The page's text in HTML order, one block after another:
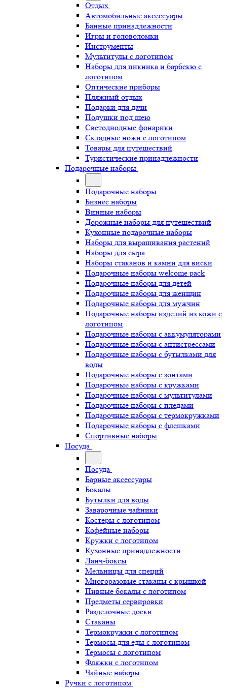
Отдых
Автомобильные аксессуары
Банные принадлежности
Игры и головоломки
Инструменты
Мультитулы с логотипом
Наборы для пикника и барбекю с
логотипом
Оптические приборы
Пляжный отдых
Подарки для дачи
Подушки под шею
Светодиодные фонарики
Складные ножи с логотипом
Товары для путешествий
Туристические принадлежности
Подарочные наборы
Подарочные наборы
Бизнес наборы
Винные наборы
Дорожные наборы для путешествий
Кухонные подарочные наборы
Наборы для выращивания растений
Наборы для сыра
Наборы стаканов и камни для виски
Подарочные наборы welcome pack
Подарочные наборы для детей
Подарочные наборы для женщин
Подарочные наборы для мужчин
Подарочные наборы изделий из кожи с
логотипом
Подарочные наборы с аккумуляторами
Подарочные наборы с антистрессами
Подарочные наборы с бутылками для
воды
Подарочные наборы с зонтами
Подарочные наборы с кружками
Подарочные наборы с мультитулами
Подарочные наборы с пледами
Подарочные наборы с термокружками
Подарочные наборы с флешками
Спортивные наборы
Посуда
Посуда
Барные аксессуары
Бокалы
Бутылки для воды
Заварочные чайники
Костеры с логотипом
Кофейные наборы
Кружки с логотипом
Кухонные принадлежности
Ланч-боксы
Мельницы для специй
Многоразовые стаканы с крышкой
Пивные бокалы с логотипом
Предметы сервировки
Разделочные доски
Стаканы
Термокружки с логотипом
Термосы для еды с логотипом
Термосы с логотипом
Фляжки с логотипом
Чайные наборы
Ручки с логотипом